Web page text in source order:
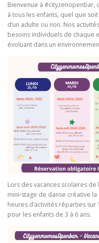
Bienvenue à
à tous les enfants, quel que
d’un adulte ou non. Nos
besoins individuels de chaque
évoluant dans un
Lors des vacances scolaires
mini-stage de danse créative
heures d’activités réparties
pour les enfants de 3 à 6 ans.